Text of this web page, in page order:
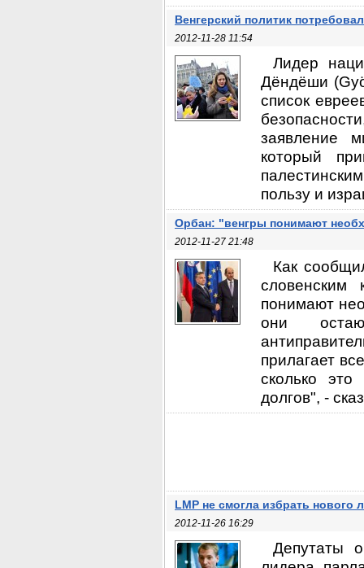
Венгерский политик
2012-11-28 11:54
Лидер
Дёндёши
список
заявление
который
пользу и
Орбан: "венгры понимают
2012-11-27 21:48
Как
понимают
они
прилагает
сколько
долгов", -
LMP не смогла избрать нового
2012-11-26 16:29
Депутаты